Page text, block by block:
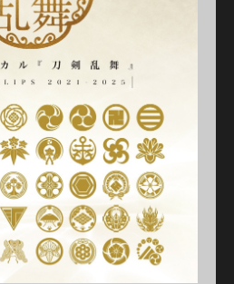
光 単騎出陣 極
出陣 ～夢幻泡影～
かうんとだうんぱーてぃー